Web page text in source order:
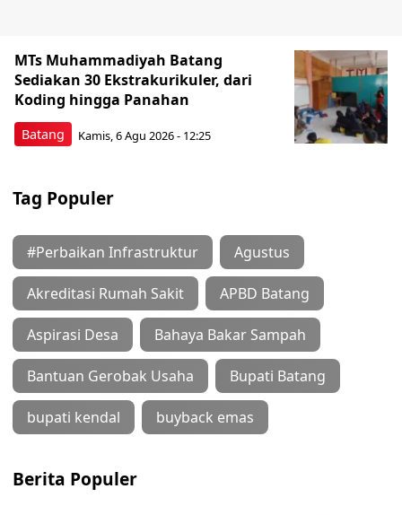
Batang
MTs Muhammadiyah Batang
Sediakan 30 Ekstrakurikuler, dari
Koding hingga Panahan
Kamis, 6 Agu 2026 - 12:25
Tag Populer
#Perbaikan Infrastruktur Agustus
Akreditasi Rumah Sakit APBD Batang
Aspirasi Desa Bahaya Bakar Sampah
Bantuan Gerobak Usaha Bupati Batang
bupati kendal buyback emas
Berita Populer